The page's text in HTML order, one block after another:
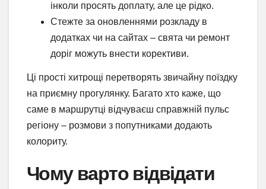
інколи просять доплату, але це рідко.
Стежте за оновленнями розкладу в
додатках чи на сайтах – свята чи ремонт
доріг можуть внести корективи.
Ці прості хитрощі перетворять звичайну поїздку
на приємну прогулянку. Багато хто каже, що
саме в маршрутці відчуваєш справжній пульс
регіону – розмови з попутниками додають
колориту.
Чому варто відвідати